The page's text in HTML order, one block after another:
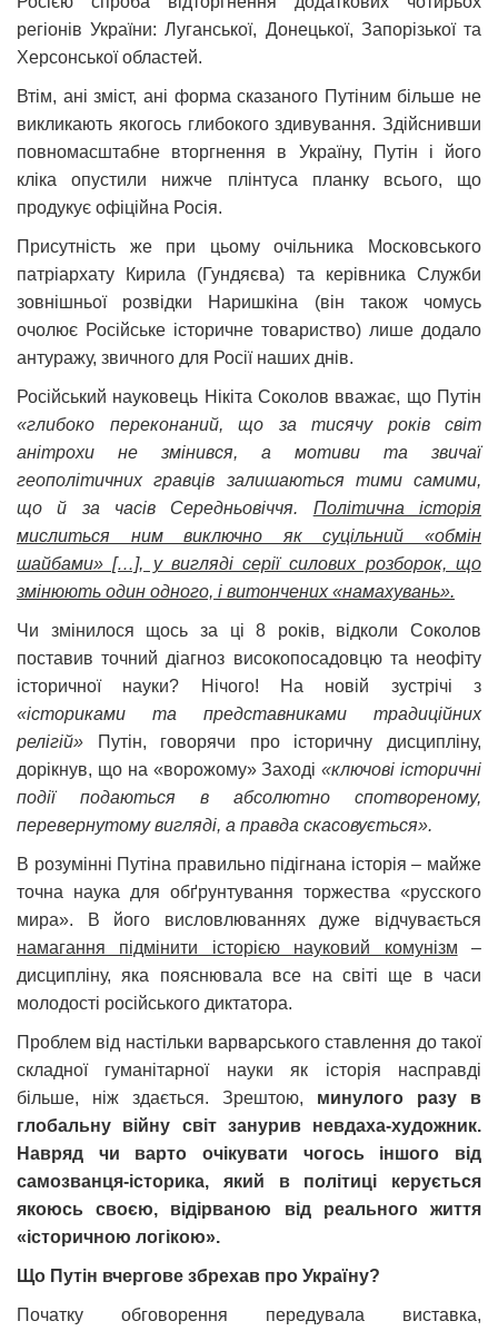
регіонів України: Луганської, Донецької, Запорізької та
Херсонської областей.
Втім, ані зміст, ані форма сказаного Путіним більше не
викликають якогось глибокого здивування. Здійснивши
повномасштабне вторгнення в Україну, Путін і його
кліка опустили нижче плінтуса планку всього, що
продукує офіційна Росія.
Присутність же при цьому очільника Московського
патріархату Кирила (Гундяєва) та керівника Служби
зовнішньої розвідки Наришкіна (він також чомусь
очолює Російське історичне товариство) лише додало
антуражу, звичного для Росії наших днів.
Російський науковець Нікіта Соколов вважає, що Путін
«глибоко переконаний, що за тисячу років світ
анітрохи не змінився, а мотиви та звичаї
геополітичних гравців залишаються тими самими,
що й за часів Середньовіччя. Політична історія
мислиться ним виключно як суцільний «обмін
шайбами» […], у вигляді серії силових розборок, що
змінюють один одного, і витончених «намахувань».
Чи змінилося щось за ці 8 років, відколи Соколов
поставив точний діагноз високопосадовцю та неофіту
історичної науки? Нічого! На новій зустрічі з
«істориками та представниками традиційних
релігій»
Путін, говорячи про історичну дисципліну,
дорікнув, що на «ворожому» Заході«ключові історичні
події подаються в абсолютно спотвореному,
перевернутому вигляді, а правда скасовується».
В розумінні Путіна правильно підігнана історія – майже
точна наука для обґрунтування торжества «русского
мира». В його висловлюваннях дуже відчувається
намагання підмінити історією науковий комунізм –
дисципліну, яка пояснювала все на світі ще в часи
молодості російського диктатора.
Проблем від настільки варварського ставлення до такої
складної гуманітарної науки як історія насправді
більше, ніж здається. Зрештою, минулого разу в
глобальну війну світ занурив невдаха-художник.
Навряд чи варто очікувати чогось іншого від
самозванця-історика, який в політиці керується
якоюсь своєю, відірваною від реального життя
«історичною логікою».
Що Путін вчергове збрехав про Україну?
Початку обговорення передувала виставка,